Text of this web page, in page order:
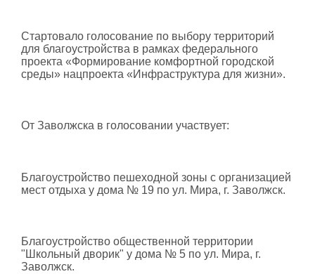
Стартовало голосование по выбору территорий
для благоустройства в рамках федерального
проекта «Формирование комфортной городской
среды» нацпроекта «Инфраструктура для жизни».
От Заволжска в голосовании участвует:
Благоустройство пешеходной зоны с организацией
мест отдыха у дома № 19 по ул. Мира, г. Заволжск.
Благоустройство общественной территории
"Школьный дворик" у дома № 5 по ул. Мира, г.
Заволжск.